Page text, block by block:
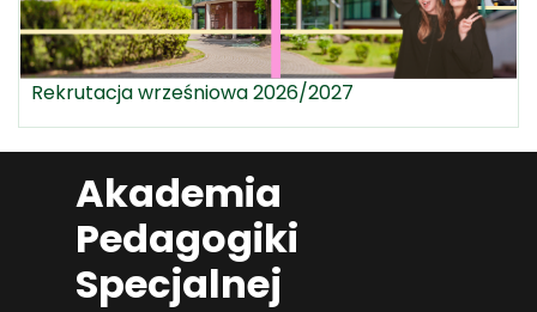
Rekrutacja wrześniowa 2026/2027
Akademia
Pedagogiki
Specjalnej